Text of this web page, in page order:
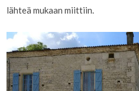
lähteä mukaan miittiin.